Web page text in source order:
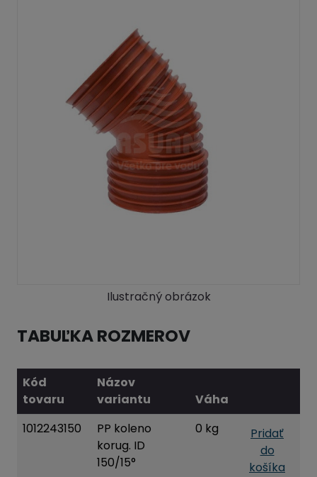
Ilustračný obrázok
TABUĽKA ROZMEROV
Kód
tovaru
Názov
variantu
Váha
1012243150
PP koleno
korug. ID
150/15°
0 kg
Pridať
do
košíka